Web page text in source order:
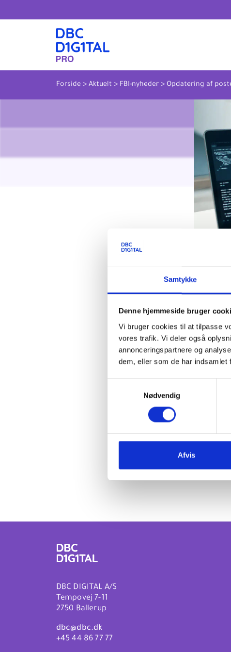
Samtykke
Denne hjemmeside bruger
Vi bruger cookies til at tilpasse
vores trafik. Vi deler også
annonceringspartnere og
dem, eller som de har indsamlet
Nødvendig
Afvis
Forside > Aktuelt > FBI-nyheder> Opdatering af
FBI-
7. oktober
Det nye
Kun
adgang
DBC DIGITAL A/S
Tempovej 7-11
2750 Ballerup
dbc@dbc.dk
+45 44 86 77 77